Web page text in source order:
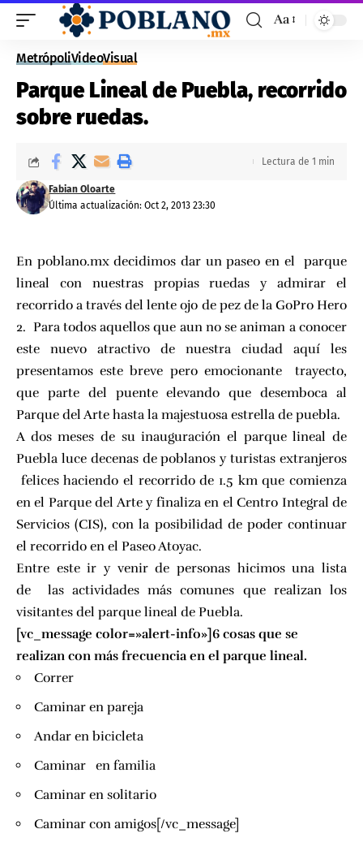
Aa
MetrópoliVideoVisual
Parque Lineal de Puebla, recorrido
sobre ruedas.
Última actualización: Oct 2, 2013 23:30
Fabian Oloarte
Lectura de 1 min
En poblano.mx decidimos dar un paseo en el parque
lineal con nuestras propias ruedas y admirar el
recorrido a través del lente ojo de pez de la GoPro Hero
2. Para todos aquellos que aun no se animan a conocer
este nuevo atractivo de nuestra ciudad aquí les
presentamos este breve pero emocionante trayecto,
que parte del puente elevando que desemboca al
Parque del Arte hasta la majestuosa estrella de puebla.
A dos meses de su inauguración el parque lineal de
Puebla luce decenas de poblanos y turistas extranjeros
felices haciendo el recorrido de 1.5 km que comienza
en el Parque del Arte y finaliza en el Centro Integral de
Servicios (CIS), con la posibilidad de poder continuar
el recorrido en el Paseo Atoyac.
Entre este ir y venir de personas hicimos una lista
de las actividades más comunes que realizan los
visitantes del parque lineal de Puebla.
[vc_message color=»alert-info»]6 cosas que se
realizan con más frecuencia en el parque lineal.
Correr
Caminar en pareja
Andar en bicicleta
Caminar en familia
Caminar en solitario
Caminar con amigos[/vc_message]